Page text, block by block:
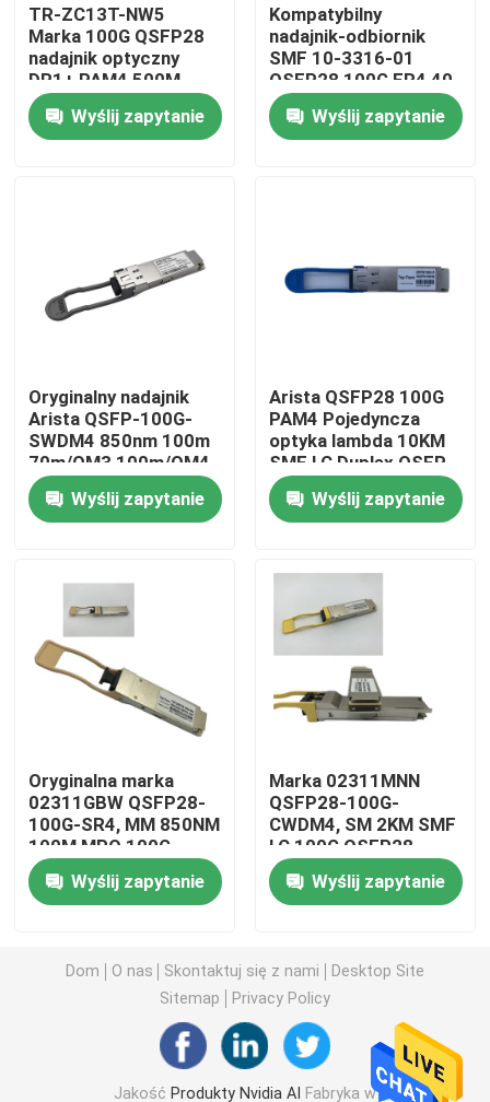
Produkty
O nas
Kontrola jakości
Skontaktuj się z nami
Aktualności
Produkty Nvidia AI
Moduł 100G QSFP28
Moduł 25G SFP28
Optyczny nadajnik-odbiornik Finisar
Karta sieciowa
Brokatowa licencja POD
TR-ZC13T-NW5
Marka 100G QSFP28
nadajnik optyczny
DR1+ PAM4 500M
Wyślij zapytanie
Kompatybilny
nadajnik-odbiornik
SMF 10-3316-01
QSFP28 100G ER4 40
km
Wyślij zapytanie
Oryginalny nadajnik
Arista QSFP-100G-
SWDM4 850nm 100m
70m/OM3 100m/OM4
Duplex MMF
Wyślij zapytanie
Arista QSFP28 100G
PAM4 Pojedyncza
optyka lambda 10KM
SMF LC Duplex QSFP-
100G-LR
Wyślij zapytanie
Oryginalna marka
02311GBW QSFP28-
100G-SR4, MM 850NM
100M MPO 100G
QSFP28 Moduł
Wyślij zapytanie
Marka 02311MNN
QSFP28-100G-
CWDM4, SM 2KM SMF
LC 100G QSFP28
Moduł
Wyślij zapytanie
Dom O nas Skontaktuj się z nami
Desktop Site
Sitemap
Privacy Policy
Jakość Produkty Nvidia AI Fabryka w